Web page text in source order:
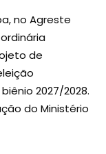
no Agreste
de
2027/2028.
do Ministério